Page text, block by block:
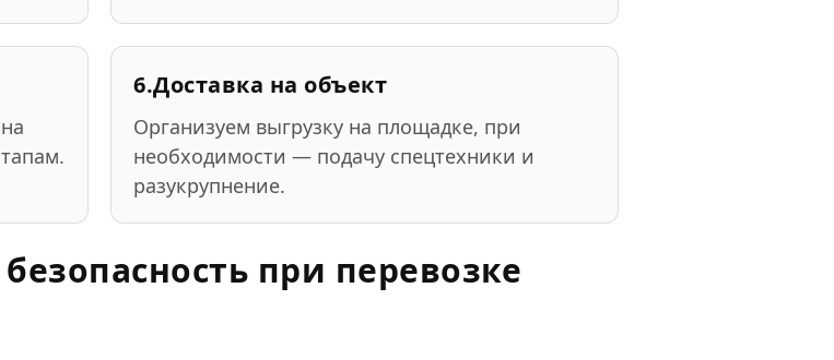
6.Доставка на объект
Организуем выгрузку на площадке, при
необходимости — подачу спецтехники и
разукрупнение.
при перевозке